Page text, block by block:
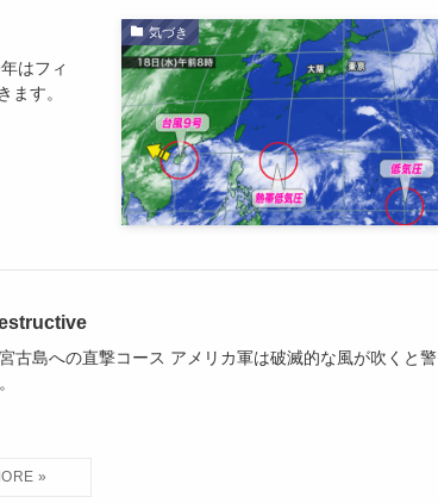
気づき
はフィ
ます。
古島への直撃コース アメリカ軍は破滅的な風が吹くと警